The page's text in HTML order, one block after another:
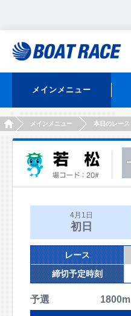
メインメニュー
HOMEメインメニュー 本日のレース
4月1日
初日
レース
締切予定時刻
予選 1800m